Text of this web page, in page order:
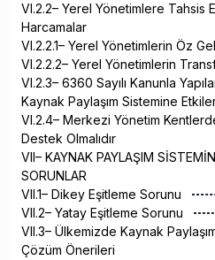
VI.2.2– Yerel Yönetimlere Tahsis
Harcamalar
VI.2.2.1– Yerel Yönetimlerin Öz
VI.2.2.2– Yerel Yönetimlerin
VI.2.3– 6360 Sayılı Kanunla
Kaynak Paylaşım Sistemine
VI.2.4– Merkezi Yönetim
Destek Olmalıdır
VII– KAYNAK PAYLAŞIM
SORUNLAR
VII.1– Dikey Eşitleme Sorunu
VII.2– Yatay Eşitleme Sorunu
VII.3– Ülkemizde Kaynak
Çözüm Önerileri